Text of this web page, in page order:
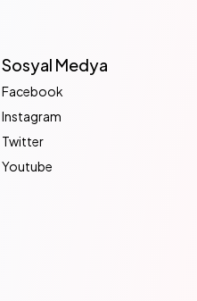
Sosyal Medya
Facebook
Instagram
Twitter
Youtube